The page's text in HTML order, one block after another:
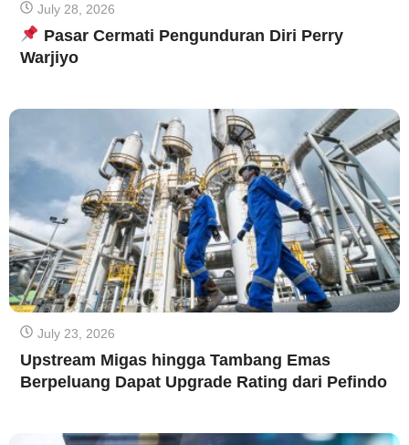
July 28, 2026
Pasar Cermati Pengunduran Diri Perry
Warjiyo
July 23, 2026
Upstream Migas hingga Tambang Emas
Berpeluang Dapat Upgrade Rating dari Pefindo